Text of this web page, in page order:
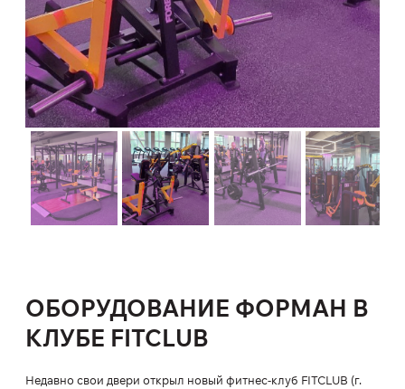
ОБОРУДОВАНИЕ ФОРМАН В
КЛУБЕ FITCLUB
Недавно свои двери открыл новый фитнес-клуб FITCLUB (г.